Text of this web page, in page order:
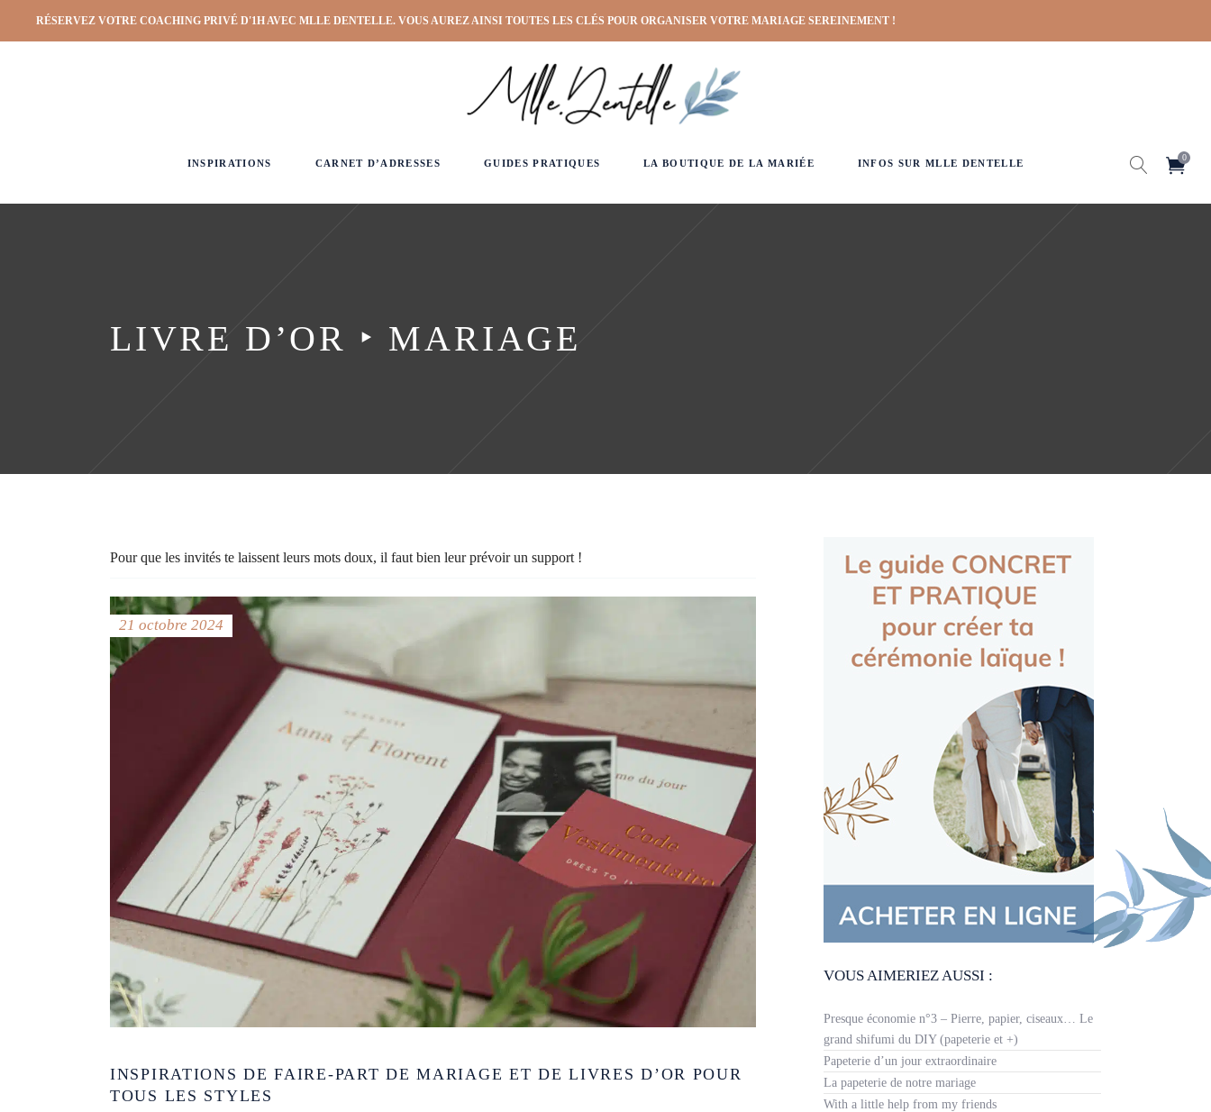
RÉSERVEZ VOTRE COACHING PRIVÉ D'1H AVEC MLLE DENTELLE. VOUS AUREZ AINSI TOUTES LES CLÉS POUR ORGANISER VOTRE MARIAGE SEREINEMENT !
INSPIRATIONS CARNET D’ADRESSES GUIDES PRATIQUES LA BOUTIQUE DE LA MARIÉE INFOS SUR MLLE DENTELLE
0
LIVRE D’OR ‣ MARIAGE
Pour que les invités te laissent leurs mots doux, il faut bien leur prévoir un support !
21 octobre 2024
INSPIRATIONS DE FAIRE-PART DE MARIAGE ET DE LIVRES D’OR POUR
TOUS LES STYLES
VOUS AIMERIEZ AUSSI :
Presque économie n°3 – Pierre, papier, ciseaux… Le
grand shifumi du DIY (papeterie et +)
Papeterie d’un jour extraordinaire
La papeterie de notre mariage
With a little help from my friends